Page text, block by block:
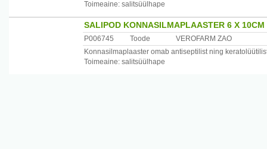
Valmistaja: Kaigert AS, Haigla 4A, 74116 Maardu, Eesti.
Toimeaine: salitsüülhape
SALIPOD KONNASILMAPLAASTER 6 X 10CM
P006745 Toode
VEROFARM ZAO
Konnasilmaplaaster omab antiseptilist ning
Toimeaine: salitsüülhape